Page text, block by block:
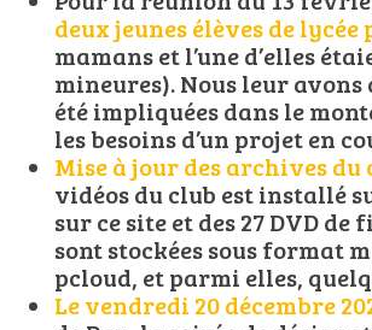
deux jeunes élèves de
mamans et l’une d’elles
mineures). Nous leur
été impliquées dans le
les besoins d’un projet en
Mise à jour des archives du
vidéos du club est installé
sur ce site et des 27 DVD
sont stockées sous format
pcloud, et parmi elles,
Le vendredi 20 décembre